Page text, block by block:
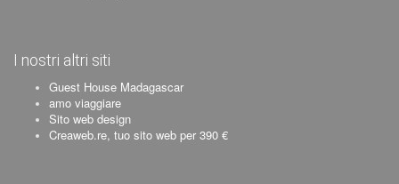
I nostri altri siti
Guest House Madagascar
amo viaggiare
Sito web design
Creaweb.re, tuo sito web per 390 €